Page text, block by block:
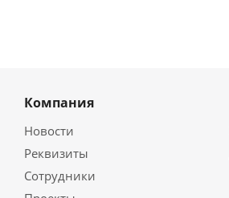
Компания
Новости
Реквизиты
Сотрудники